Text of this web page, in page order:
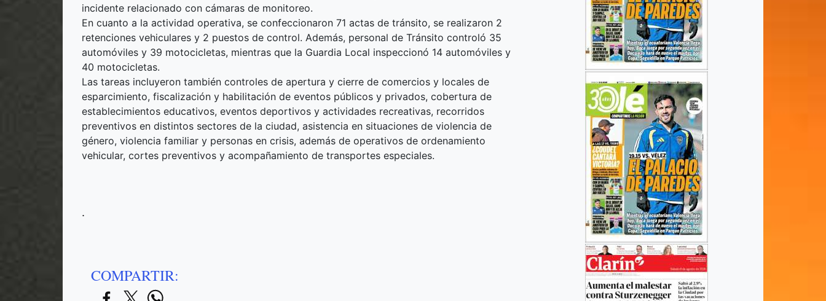
incidente relacionado con cámaras de monitoreo.
En cuanto a la actividad operativa, se confeccionaron 71 actas de tránsito, se realizaron 2
retenciones vehiculares y 2 puestos de control. Además, personal de Tránsito controló 35
automóviles y 39 motocicletas, mientras que la Guardia Local inspeccionó 14 automóviles y
40 motocicletas.
Las tareas incluyeron también controles de apertura y cierre de comercios y locales de
esparcimiento, fiscalización y habilitación de eventos públicos y privados, cobertura de
establecimientos educativos, eventos deportivos y actividades recreativas, recorridos
preventivos en distintos sectores de la ciudad, asistencia en situaciones de violencia de
género, violencia familiar y personas en crisis, además de operativos de ordenamiento
vehicular, cortes preventivos y acompañamiento de transportes especiales.
.
COMPARTIR: